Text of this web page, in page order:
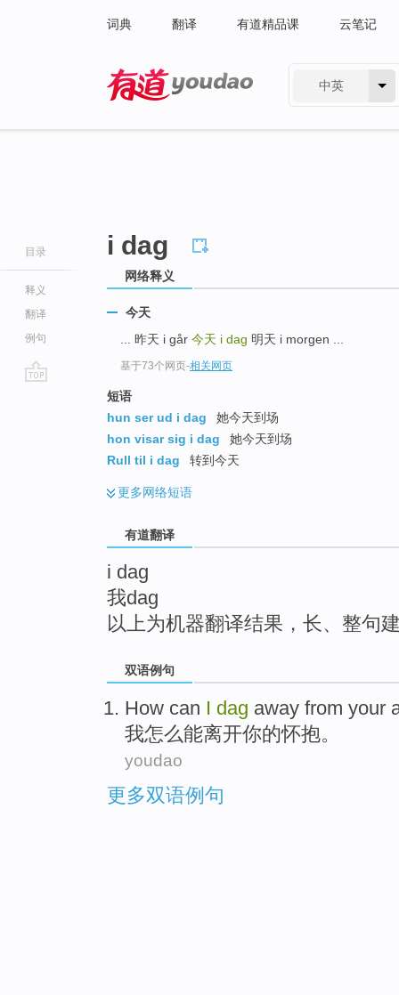
词典 翻译 有道精品课 云笔记
中英
目录
释义
翻译
例句
i dag
网络释义
今天
... 昨天 i går 今天 i dag 明天 i morgen ...
基于73个网页-相关网页
短语
hun ser ud i dag
她今天到场
hon visar sig i dag
她今天到场
Rull til i dag
转到今天
更多网络短语
有道翻译
i dag
我dag
以上为机器翻译结果，长、整句
双语例句
How can I dag away from your
我怎么能离开你的怀抱。
youdao
更多双语例句